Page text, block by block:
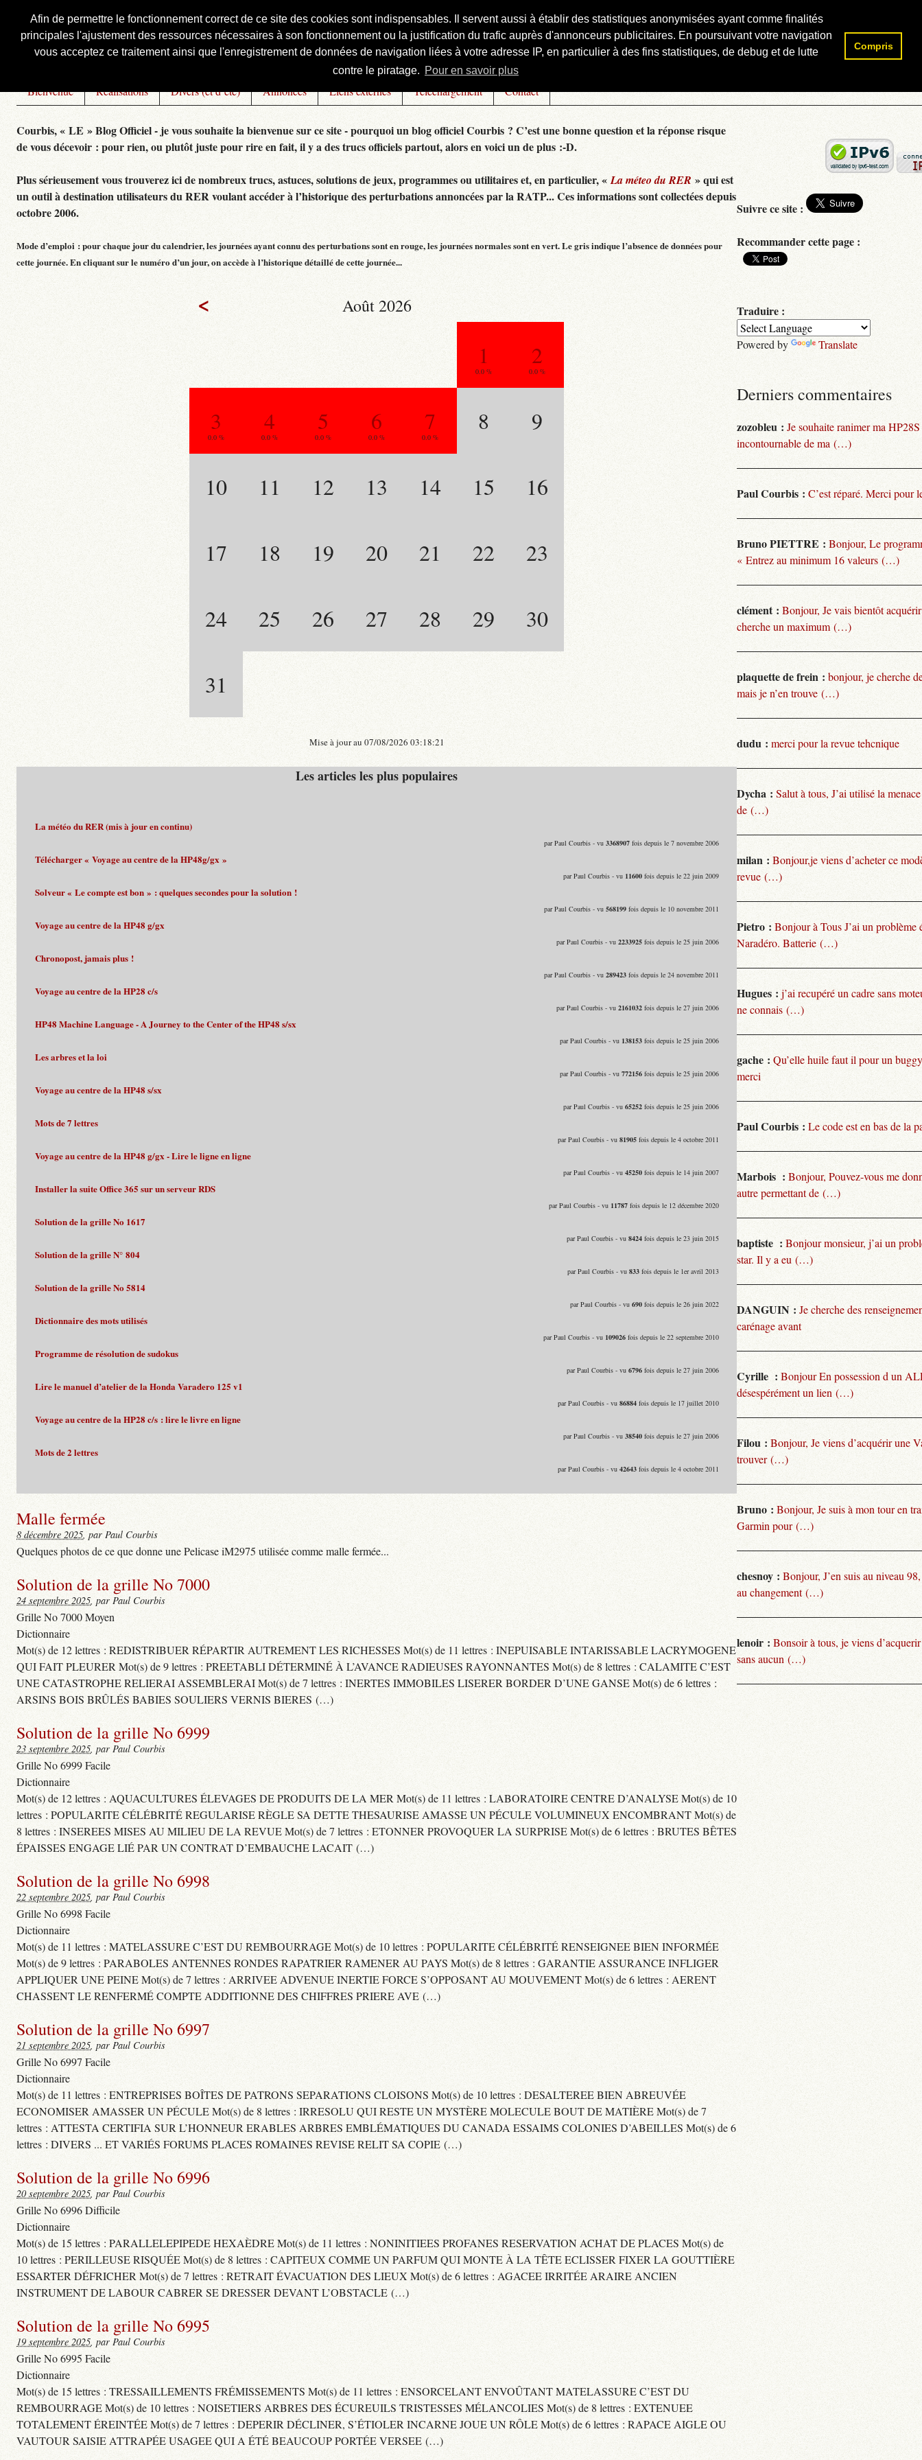
Afin de permettre le fonctionnement correct de ce site des cookies sont indispensables. Il servent aussi à établir des statistiques anonymisées ayant comme finalités
principales l'ajustement des ressources nécessaires à son fonctionnement ou la justification du trafic auprès d'annonceurs publicitaires. En poursuivant votre navigation
vous acceptez ce traitement ainsi que l'enregistrement de données de navigation liées à votre adresse IP, en particulier à des fins statistiques, de debug et de lutte
contre le piratage. Pour en savoir plus
Compris
Courbis, « LE » Blog Officiel
Bienvenue Réalisations Divers (et d’été) Annonces Liens externes Téléchargement Contact
Courbis, « LE » Blog Officiel - je vous souhaite la bienvenue sur ce site - pourquoi un blog officiel Courbis ? C’est une bonne question et la réponse risque
de vous décevoir : pour rien, ou plutôt juste pour rire en fait, il y a des trucs officiels partout, alors en voici un de plus :-D.
Plus sérieusement vous trouverez ici de nombreux trucs, astuces, solutions de jeux, programmes ou utilitaires et, en particulier, «La méteo du RER » qui est
un outil à destination utilisateurs du RER voulant accéder à l’historique des perturbations annoncées par la RATP... Ces informations sont collectées depuis
octobre 2006.
Mode d’emploi : pour chaque jour du calendrier, les journées ayant connu des perturbations sont en rouge, les journées normales sont en vert. Le gris indique l’absence de données pour
cette journée. En cliquant sur le numéro d’un jour, on accède à l’historique détaillé de cette journée...
< Août 2026
1
0.0 %
2
0.0 %
3
0.0 %
4
0.0 %
5
0.0 %
6
0.0 %
7
0.0 %
8 9
10 11 12 13 14 15 16
17 18 19 20 21 22 23
24 25 26 27 28 29 30
31
Mise à jour au 07/08/2026 03:18:21
Les articles les plus populaires
La météo du RER (mis à jour en continu)
par Paul Courbis - vu 3368907fois depuis le 7 novembre 2006
Télécharger « Voyage au centre de la HP48g/gx »
par Paul Courbis - vu 11600fois depuis le 22 juin 2009
Solveur « Le compte est bon » : quelques secondes pour la solution !
par Paul Courbis - vu 568199fois depuis le 10 novembre 2011
Voyage au centre de la HP48 g/gx
par Paul Courbis - vu 2233925fois depuis le 25 juin 2006
Chronopost, jamais plus !
par Paul Courbis - vu 289423fois depuis le 24 novembre 2011
Voyage au centre de la HP28 c/s
par Paul Courbis - vu 2161032fois depuis le 27 juin 2006
HP48 Machine Language - A Journey to the Center of the HP48 s/sx
par Paul Courbis - vu 138153fois depuis le 25 juin 2006
Les arbres et la loi
par Paul Courbis - vu 772156fois depuis le 25 juin 2006
Voyage au centre de la HP48 s/sx
par Paul Courbis - vu 65252fois depuis le 25 juin 2006
Mots de 7 lettres
par Paul Courbis - vu 81905fois depuis le 4 octobre 2011
Voyage au centre de la HP48 g/gx - Lire le ligne en ligne
par Paul Courbis - vu 45250fois depuis le 14 juin 2007
Installer la suite Office 365 sur un serveur RDS
par Paul Courbis - vu 11787fois depuis le 12 décembre 2020
Solution de la grille No 1617
par Paul Courbis - vu 8424fois depuis le 23 juin 2015
Solution de la grille N° 804
par Paul Courbis - vu 833fois depuis le 1er avril 2013
Solution de la grille No 5814
par Paul Courbis - vu 690fois depuis le 26 juin 2022
Dictionnaire des mots utilisés
par Paul Courbis - vu 109026fois depuis le 22 septembre 2010
Programme de résolution de sudokus
par Paul Courbis - vu 6796fois depuis le 27 juin 2006
Lire le manuel d’atelier de la Honda Varadero 125 v1
par Paul Courbis - vu 86884fois depuis le 17 juillet 2010
Voyage au centre de la HP28 c/s : lire le livre en ligne
par Paul Courbis - vu 38540fois depuis le 27 juin 2006
Mots de 2 lettres
par Paul Courbis - vu 42643fois depuis le 4 octobre 2011
Malle fermée
8 décembre 2025, par Paul Courbis
Quelques photos de ce que donne une Pelicase iM2975 utilisée comme malle fermée...
Solution de la grille No 7000
24 septembre 2025, par Paul Courbis
Grille No 7000 Moyen
Dictionnaire
Mot(s) de 12 lettres : REDISTRIBUER RÉPARTIR AUTREMENT LES RICHESSES Mot(s) de 11 lettres : INEPUISABLE INTARISSABLE LACRYMOGENE
QUI FAIT PLEURER Mot(s) de 9 lettres : PREETABLI DÉTERMINÉ À L’AVANCE RADIEUSES RAYONNANTES Mot(s) de 8 lettres : CALAMITE C’EST
UNE CATASTROPHE RELIERAI ASSEMBLERAI Mot(s) de 7 lettres : INERTES IMMOBILES LISERER BORDER D’UNE GANSE Mot(s) de 6 lettres :
ARSINS BOIS BRÛLÉS BABIES SOULIERS VERNIS BIERES (…)
Solution de la grille No 6999
23 septembre 2025, par Paul Courbis
Grille No 6999 Facile
Dictionnaire
Mot(s) de 12 lettres : AQUACULTURES ÉLEVAGES DE PRODUITS DE LA MER Mot(s) de 11 lettres : LABORATOIRE CENTRE D’ANALYSE Mot(s) de 10
lettres : POPULARITE CÉLÉBRITÉ REGULARISE RÈGLE SA DETTE THESAURISE AMASSE UN PÉCULE VOLUMINEUX ENCOMBRANT Mot(s) de
8 lettres : INSEREES MISES AU MILIEU DE LA REVUE Mot(s) de 7 lettres : ETONNER PROVOQUER LA SURPRISE Mot(s) de 6 lettres : BRUTES BÊTES
ÉPAISSES ENGAGE LIÉ PAR UN CONTRAT D’EMBAUCHE LACAIT (…)
Solution de la grille No 6998
22 septembre 2025, par Paul Courbis
Grille No 6998 Facile
Dictionnaire
Mot(s) de 11 lettres : MATELASSURE C’EST DU REMBOURRAGE Mot(s) de 10 lettres : POPULARITE CÉLÉBRITÉ RENSEIGNEE BIEN INFORMÉE
Mot(s) de 9 lettres : PARABOLES ANTENNES RONDES RAPATRIER RAMENER AU PAYS Mot(s) de 8 lettres : GARANTIE ASSURANCE INFLIGER
APPLIQUER UNE PEINE Mot(s) de 7 lettres : ARRIVEE ADVENUE INERTIE FORCE S’OPPOSANT AU MOUVEMENT Mot(s) de 6 lettres : AERENT
CHASSENT LE RENFERMÉ COMPTE ADDITIONNE DES CHIFFRES PRIERE AVE (…)
Solution de la grille No 6997
21 septembre 2025, par Paul Courbis
Grille No 6997 Facile
Dictionnaire
Mot(s) de 11 lettres : ENTREPRISES BOÎTES DE PATRONS SEPARATIONS CLOISONS Mot(s) de 10 lettres : DESALTEREE BIEN ABREUVÉE
ECONOMISER AMASSER UN PÉCULE Mot(s) de 8 lettres : IRRESOLU QUI RESTE UN MYSTÈRE MOLECULE BOUT DE MATIÈRE Mot(s) de 7
lettres : ATTESTA CERTIFIA SUR L’HONNEUR ERABLES ARBRES EMBLÉMATIQUES DU CANADA ESSAIMS COLONIES D’ABEILLES Mot(s) de 6
lettres : DIVERS ... ET VARIÉS FORUMS PLACES ROMAINES REVISE RELIT SA COPIE (…)
Solution de la grille No 6996
20 septembre 2025, par Paul Courbis
Grille No 6996 Difficile
Dictionnaire
Mot(s) de 15 lettres : PARALLELEPIPEDE HEXAÈDRE Mot(s) de 11 lettres : NONINITIEES PROFANES RESERVATION ACHAT DE PLACES Mot(s) de
10 lettres : PERILLEUSE RISQUÉE Mot(s) de 8 lettres : CAPITEUX COMME UN PARFUM QUI MONTE À LA TÊTE ECLISSER FIXER LA GOUTTIÈRE
ESSARTER DÉFRICHER Mot(s) de 7 lettres : RETRAIT ÉVACUATION DES LIEUX Mot(s) de 6 lettres : AGACEE IRRITÉE ARAIRE ANCIEN
INSTRUMENT DE LABOUR CABRER SE DRESSER DEVANT L’OBSTACLE (…)
Solution de la grille No 6995
19 septembre 2025, par Paul Courbis
Grille No 6995 Facile
Dictionnaire
Mot(s) de 15 lettres : TRESSAILLEMENTS FRÉMISSEMENTS Mot(s) de 11 lettres : ENSORCELANT ENVOÛTANT MATELASSURE C’EST DU
REMBOURRAGE Mot(s) de 10 lettres : NOISETIERS ARBRES DES ÉCUREUILS TRISTESSES MÉLANCOLIES Mot(s) de 8 lettres : EXTENUEE
TOTALEMENT ÉREINTÉE Mot(s) de 7 lettres : DEPERIR DÉCLINER, S’ÉTIOLER INCARNE JOUE UN RÔLE Mot(s) de 6 lettres : RAPACE AIGLE OU
VAUTOUR SAISIE ATTRAPÉE USAGEE QUI A ÉTÉ BEAUCOUP PORTÉE VERSEE (…)
Rechercher :
Suivre ce site :
Recommander cette page :
Traduire :
Powered by Translate
Derniers commentaires
zozobleu : Je souhaite ranimer ma
incontournable de ma (…)
Paul Courbis : C’est réparé. Merci pour
Bruno PIETTRE : Bonjour, Le
« Entrez au minimum 16 valeurs (…)
clément : Bonjour, Je vais bientôt
cherche un maximum (…)
plaquette de frein : bonjour, je cherche
mais je n’en trouve (…)
dudu : merci pour la revue tehcnique
Dycha : Salut à tous, J’ai utilisé la
de (…)
milan : Bonjour,je viens d’acheter ce
revue (…)
Pietro : Bonjour à Tous J’ai un problème
Naradéro. Batterie (…)
Hugues : j’ai recupéré un cadre sans
ne connais (…)
gache : Qu’elle huile faut il pour un
merci
Paul Courbis : Le code est en bas de la
Marbois : Bonjour, Pouvez-vous me
autre permettant de (…)
baptiste : Bonjour monsieur, j’ai un
star. Il y a eu (…)
DANGUIN : Je cherche des
carénage avant
Cyrille : Bonjour En possession d un
désespérément un lien (…)
Filou : Bonjour, Je viens d’acquérir une
trouver (…)
Bruno : Bonjour, Je suis à mon tour en
Garmin pour (…)
chesnoy : Bonjour, J’en suis au niveau
au changement (…)
lenoir : Bonsoir à tous, je viens
sans aucun (…)